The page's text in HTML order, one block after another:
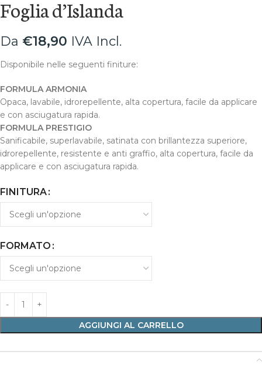
Foglia d’Islanda
Da €18,90 IVA Incl.
Disponibile nelle seguenti finiture:
FORMULA ARMONIA
Opaca, lavabile, idrorepellente, alta copertura, facile da applicare
e con asciugatura rapida.
FORMULA PRESTIGIO
Sanificabile, superlavabile, satinata con brillantezza superiore,
idrorepellente, resistente e anti graffio, alta copertura, facile da
applicare e con asciugatura rapida.
FINITURA
FORMATO
AGGIUNGI AL CARRELLO